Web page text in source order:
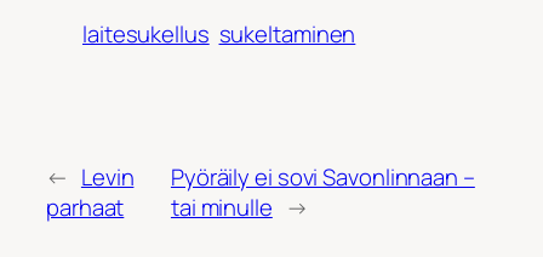
laitesukellus sukeltaminen
← Levin
parhaat
Pyöräily ei sovi Savonlinnaan –
tai minulle →